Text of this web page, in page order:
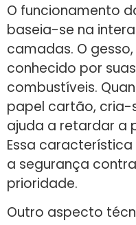
O funcionamento
baseia-se na
camadas. O
conhecido por
combustíveis.
papel cartão, cria-
ajuda a retardar a
Essa
a segurança
prioridade.
Outro aspecto